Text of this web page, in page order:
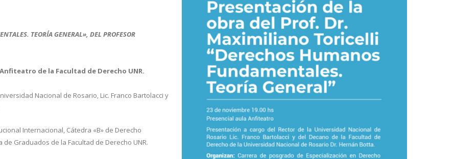
TEORÍA GENERAL», DEL PROFESOR
Anfiteatro de la Facultad de Derecho UNR.
Nacional de Rosario, Lic. Franco Bartolacci y
Internacional, Cátedra «B» de Derecho
Graduados de la Facultad de Derecho UNR.